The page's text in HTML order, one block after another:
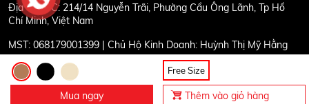
Free Size
Mua ngay Thêm vào giỏ hàng
Địa chỉ:ĐC: 214/14 Nguyễn Trãi, Phường Cầu Ông Lãnh, Tp Hồ
Chí Minh, Việt Nam
MST: 068179001399 | Chủ Hộ Kinh Doanh: Huỳnh Thị Mỹ Hằng